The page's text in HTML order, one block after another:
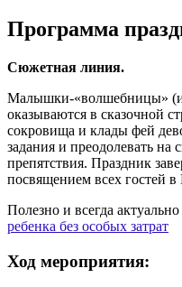
Программа
Сюжетная линия.
Малышки-«волшебницы»
оказываются в сказочной
сокровища и клады фей
задания и преодолевать
препятствия. Праздник
посвящением всех гостей
Полезно и всегда
ребенка без особых затрат
Ход мероприятия: